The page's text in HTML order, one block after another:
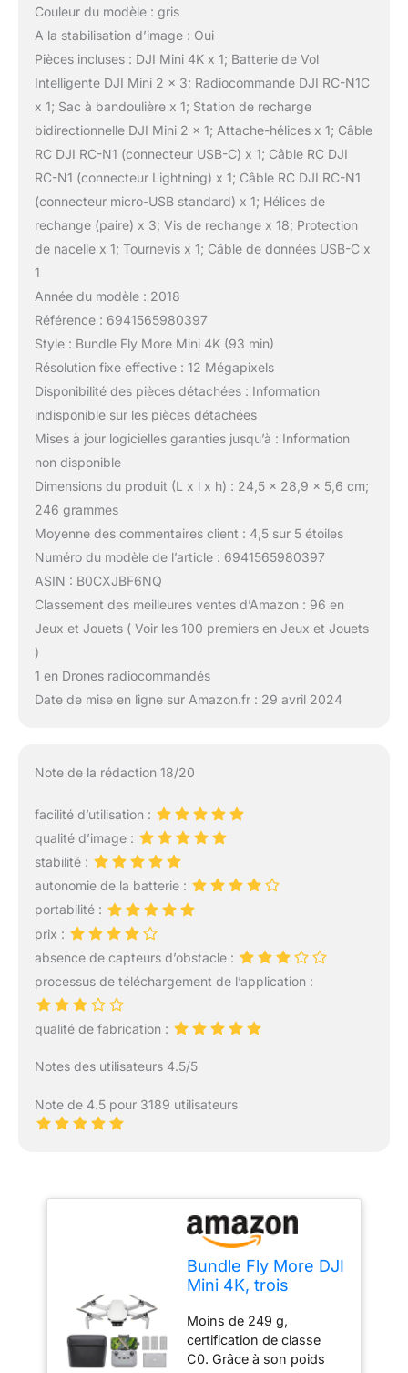
Couleur du modèle : gris
A la stabilisation d’image : Oui
Pièces incluses : DJI Mini 4K x 1; Batterie de Vol
Intelligente DJI Mini 2 x 3; Radiocommande DJI RC-N1C
x 1; Sac à bandoulière x 1; Station de recharge
bidirectionnelle DJI Mini 2 x 1; Attache-hélices x 1; Câble
RC DJI RC-N1 (connecteur USB-C) x 1; Câble RC DJI
RC-N1 (connecteur Lightning) x 1; Câble RC DJI RC-N1
(connecteur micro-USB standard) x 1; Hélices de
rechange (paire) x 3; Vis de rechange x 18; Protection
de nacelle x 1; Tournevis x 1; Câble de données USB-C x
1
Année du modèle : 2018
Référence : 6941565980397
Style : Bundle Fly More Mini 4K (93 min)
Résolution fixe effective : 12 Mégapixels
Disponibilité des pièces détachées : Information
indisponible sur les pièces détachées
Mises à jour logicielles garanties jusqu’à : Information
non disponible
Dimensions du produit (L x l x h) : 24,5 x 28,9 x 5,6 cm;
246 grammes
Moyenne des commentaires client : 4,5 sur 5 étoiles
Numéro du modèle de l’article : 6941565980397
ASIN : B0CXJBF6NQ
Classement des meilleures ventes d’Amazon : 96 en
Jeux et Jouets ( Voir les 100 premiers en Jeux et Jouets
)
1 en Drones radiocommandés
Date de mise en ligne sur Amazon.fr : 29 avril 2024
Note de la rédaction 18/20
facilité d’utilisation :
qualité d’image :
stabilité :
autonomie de la batterie :
portabilité :
prix :
absence de capteurs d’obstacle :
processus de téléchargement de l’application :
qualité de fabrication :
Notes des utilisateurs 4.5/5
Note de 4.5 pour 3189 utilisateurs
Bundle Fly More DJI
Mini 4K, trois
249 g
Moins de 249 g,
certification de classe
C0. Grâce à son poids